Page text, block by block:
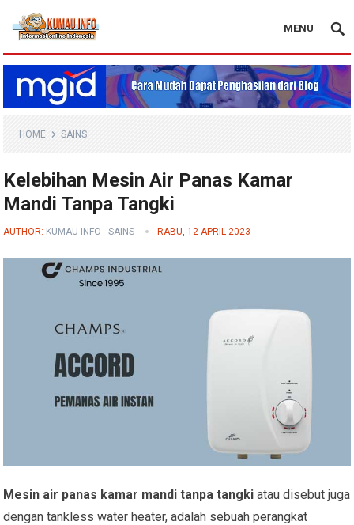
Blog Kumau Info
MENU
HOME SAINS
Kelebihan Mesin Air Panas Kamar
Mandi Tanpa Tangki
AUTHOR: KUMAU INFO -SAINS RABU, 12 APRIL 2023
Mesin air panas kamar mandi tanpa tangki atau disebut juga
dengan tankless water heater, adalah sebuah perangkat